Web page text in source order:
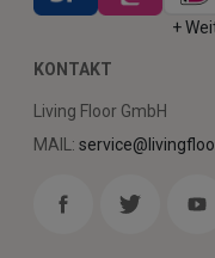
+
KONTAKT
Living Floor GmbH
MAIL: